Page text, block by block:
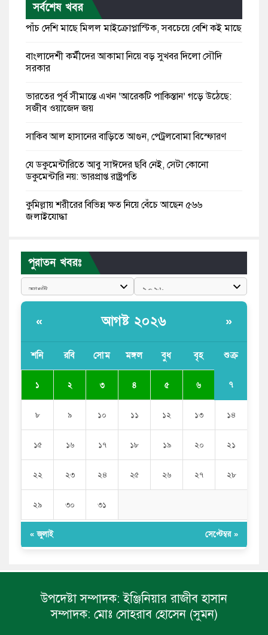
সর্বশেষ খবর
পাঁচ দেশি মাছে মিলল মাইক্রোপ্লাস্টিক, সবচেয়ে বেশি কই মাছে
বাংলাদেশী কর্মীদের আকামা নিয়ে বড় সুখবর দিলো সৌদি
সরকার
ভারতের পূর্ব সীমান্তে এখন ‘আরেকটি পাকিস্তান’ গড়ে উঠেছে:
সজীব ওয়াজেদ জয়
সাকিব আল হাসানের বাড়িতে আগুন, পেট্রলবোমা বিস্ফোরণ
যে ডকুমেন্টারিতে আবু সাঈদের ছবি নেই, সেটা কোনো
ডকুমেন্টারি নয়: ভারপ্রাপ্ত রাষ্ট্রপতি
কুমিল্লায় শরীরের বিভিন্ন ক্ষত নিয়ে বেঁচে আছেন ৫৬৬
জুলাইযোদ্ধা
পাটওয়ারী
শেখ হাসিনাকে আর রাখতে চাচ্ছে না ভারত: আসিফ মাহমুদ
জুলাই কোনো শ্রেণি বা গোষ্ঠীর নয়, এটি সর্বস্তরের মানুষের: ড.
ইউনূস
আলিয়া মাদ্রাসায় ছাত্রদল-শিবির সংঘর্ষ, হাতে পাইপ মাথায়
পুরাতন খবরঃ
« আগষ্ট ২০২৬ »
শনি রবি সোম মঙ্গল বুধ বৃহ শুক্র
১ ২ ৩ ৪ ৫ ৬ ৭
৮ ৯ ১০ ১১ ১২ ১৩ ১৪
১৫ ১৬ ১৭ ১৮ ১৯ ২০ ২১
২২ ২৩ ২৪ ২৫ ২৬ ২৭ ২৮
২৯ ৩০ ৩১
« জুলাই সেপ্টেম্বর »
উপদেষ্টা সম্পাদক: ইঞ্জিনিয়ার রাজীব হাসান
সম্পাদক: মোঃ সোহরাব হোসেন (সুমন)